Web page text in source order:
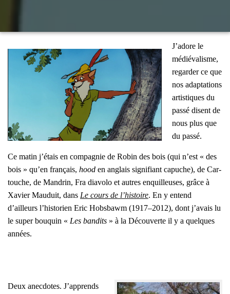
J’a­dore le
médié­va­lisme,
regar­der ce que
nos adap­ta­tions
artis­tiques du
pas­sé disent de
nous plus que
du pas­sé.
Ce matin j’é­tais en com­pa­gnie de Robin des bois (qui n’est « des
bois » qu’en fran­çais, hood en anglais signi­fiant capuche), de Car­
touche, de Man­drin, Fra dia­vo­lo et autres enquilleuses, grâce à
Xavier Mau­duit, dans Le cours de l’his­toire. En y entend
d’ailleurs l’his­to­rien Eric Hobs­bawm (1917–2012), dont j’a­vais lu
le super bou­quin « Les ban­dits » à la Décou­verte il y a quelques
années.
Deux anec­dotes. J’ap­prends